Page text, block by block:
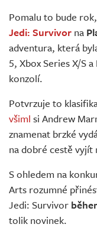
Živě
Pomalu to bude
Jedi: Survivor na
adventura, která
5, Xbox Series X/S
konzolí.
Potvrzuje to
všiml si Andrew
znamenat brzké
na dobré cestě vyjít
S ohledem na
Arts rozumné
Jedi: Survivor
tolik novinek.